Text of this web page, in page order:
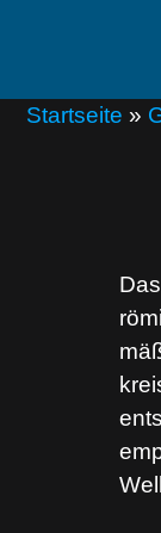
Startseite »